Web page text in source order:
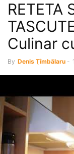
RETETA
Culinar
By Denis Ţîmbălaru -